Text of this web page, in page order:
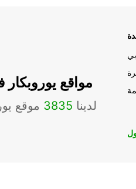
مواقع يوروبكار
لدينا 3835 موقع